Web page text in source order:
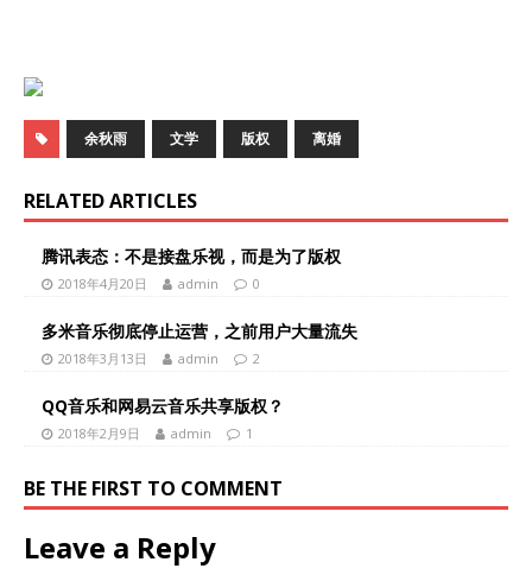
余秋雨 文学 版权 离婚
RELATED ARTICLES
腾讯表态：不是接盘乐视，而是为了版权
2018年4月20日 admin 0
多米音乐彻底停止运营，之前用户大量流失
2018年3月13日 admin 2
QQ音乐和网易云音乐共享版权？
2018年2月9日 admin 1
BE THE FIRST TO COMMENT
Leave a Reply